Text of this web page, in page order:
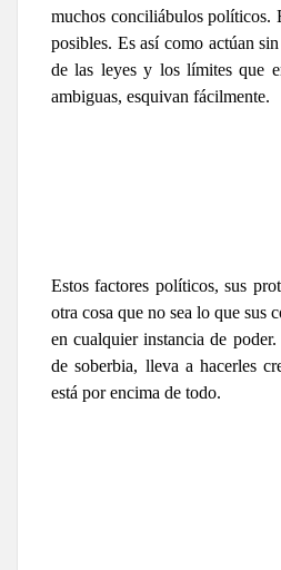
muchos conciliábulos políticos.
posibles. Es así como actúan
de las leyes y los límites que
ambiguas, esquivan fácilmente.
Estos factores políticos, sus
otra cosa que no sea lo que sus
en cualquier instancia de
de soberbia, lleva a hacerles
está por encima de todo.